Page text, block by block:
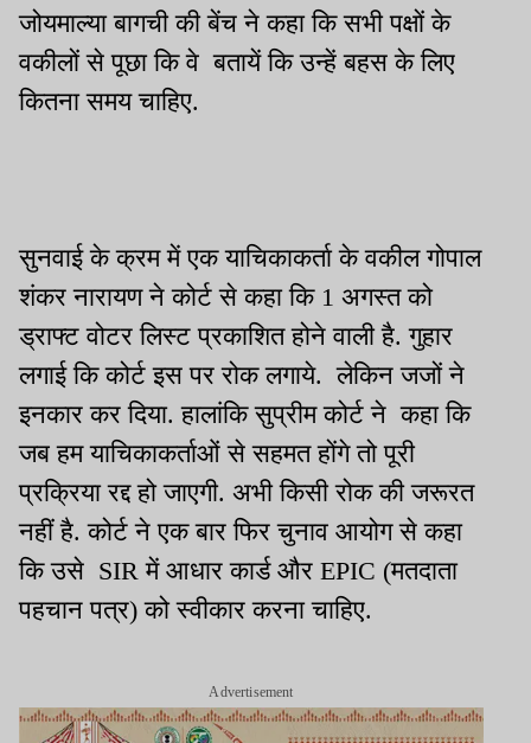
जोयमाल्या बागची की बेंच ने कहा कि सभी पक्षों के
वकीलों से पूछा कि वे बतायें कि उन्हें बहस के लिए
कितना समय चाहिए.
सुनवाई के क्रम में एक याचिकाकर्ता के वकील गोपाल
शंकर नारायण ने कोर्ट से कहा कि 1 अगस्त को
ड्राफ्ट वोटर लिस्ट प्रकाशित होने वाली है. गुहार
लगाई कि कोर्ट इस पर रोक लगाये. लेकिन जजों ने
इनकार कर दिया. हालांकि सुप्रीम कोर्ट नेकहा कि
जब हम याचिकाकर्ताओं से सहमत होंगे तो पूरी
प्रक्रिया रद्द हो जाएगी. अभी किसी रोक की जरूरत
नहीं है. कोर्ट नेएक बार फिर चुनाव आयोग से कहा
कि उसे SIR में आधार कार्ड और EPIC (मतदाता
पहचान पत्र) को स्वीकार करना चाहिए.
Advertisement